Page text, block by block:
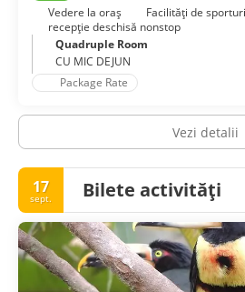
Vedere la oraș
Facilităţi de
recepţie deschisă nonstop
Quadruple Room
CU MIC DEJUN
Package Rate
Vezi detalii
17
sept. Bilete activități